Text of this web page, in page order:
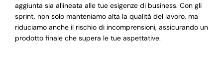
aggiunta sia allineata alle tue esigenze di business. Con gli
sprint, non solo manteniamo alta la qualità del lavoro, ma
riduciamo anche il rischio di incomprensioni, assicurando un
prodotto finale che supera le tue aspettative.